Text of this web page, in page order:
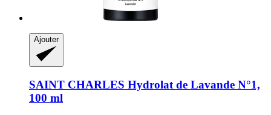
Ajouter
SAINT CHARLES Hydrolat de Lavande N°1,
100 ml